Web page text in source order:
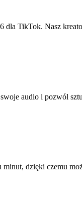
TikTok. Nasz
audio i pozwól
dzięki czemu